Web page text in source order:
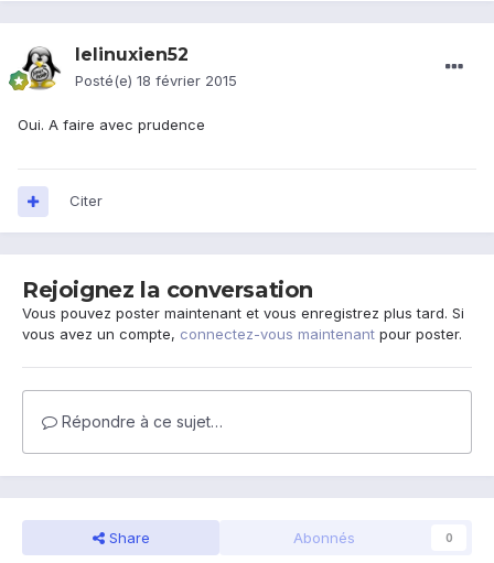
lelinuxien52
Posté(e) 18 février 2015
Oui. A faire avec prudence
Citer
Rejoignez la conversation
Vous pouvez poster maintenant et vous enregistrez plus tard. Si
vous avez un compte, connectez-vous maintenant pour poster.
Répondre à ce sujet…
Share Abonnés 0